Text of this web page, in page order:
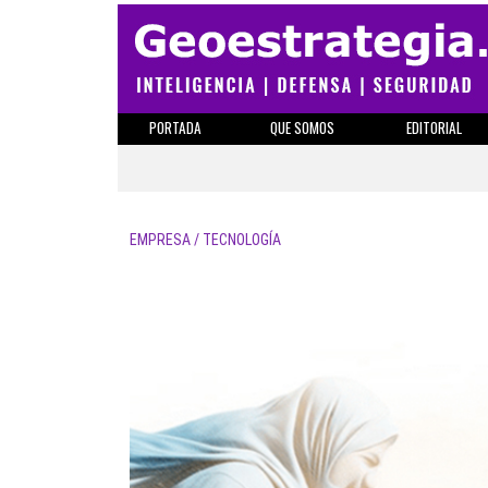
PORTADA QUE SOMOS EDITORIAL
EMPRESA / TECNOLOGÍA